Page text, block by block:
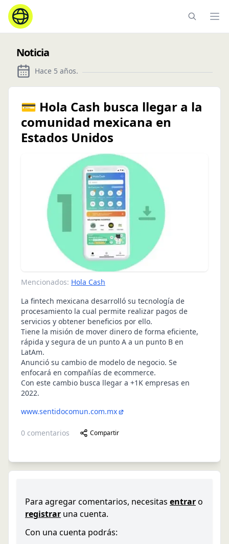
Noticia
Hace 5 años.
💳 Hola Cash busca llegar a la
comunidad mexicana en
Estados Unidos
Mencionados: Hola Cash
La fintech mexicana desarrolló su tecnología de
procesamiento la cual permite realizar pagos de
servicios y obtener beneficios por ello.
Tiene la misión de mover dinero de forma eficiente,
rápida y segura de un punto A a un punto B en
LatAm.
Anunció su cambio de modelo de negocio. Se
enfocará en compañías de ecommerce.
Con este cambio busca llegar a +1K empresas en
2022.
www.sentidocomun.com.mx
0 comentarios Compartir
Para agregar comentarios, necesitas entraro
registrar una cuenta.
Con una cuenta podrás: